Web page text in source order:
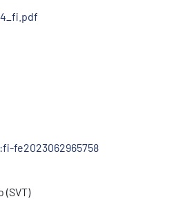
fe2023062965758